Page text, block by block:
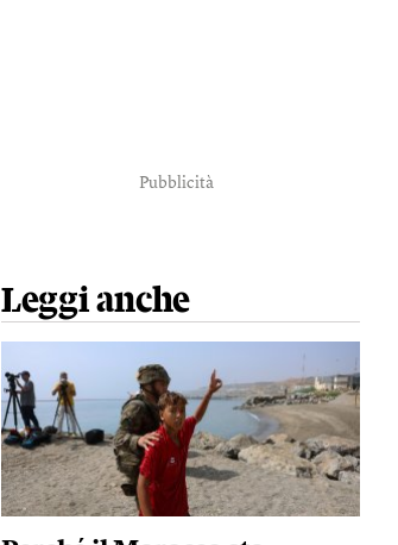
Pubblicità
Leggi anche